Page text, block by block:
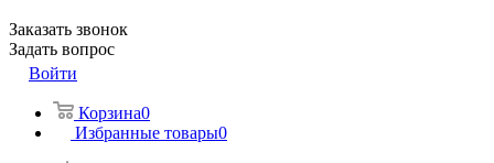
Заказать звонок
Задать вопрос
Войти
Корзина0
Избранные товары0